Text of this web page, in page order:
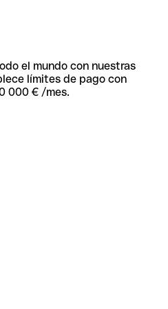
el mundo con nuestras
límites de pago con
000 € /mes.
la facxturación y
contable para una